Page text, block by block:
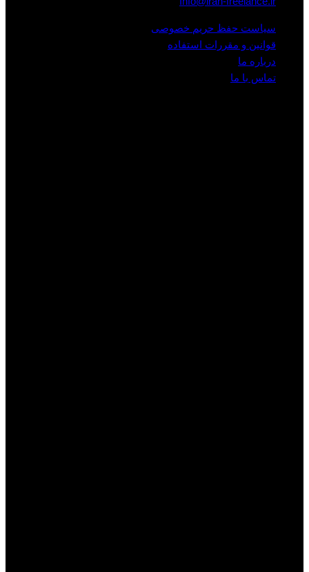
سیاست حفظ حریم خصوصی
قوانین و مقررات استفاده
درباره ما
تماس با ما